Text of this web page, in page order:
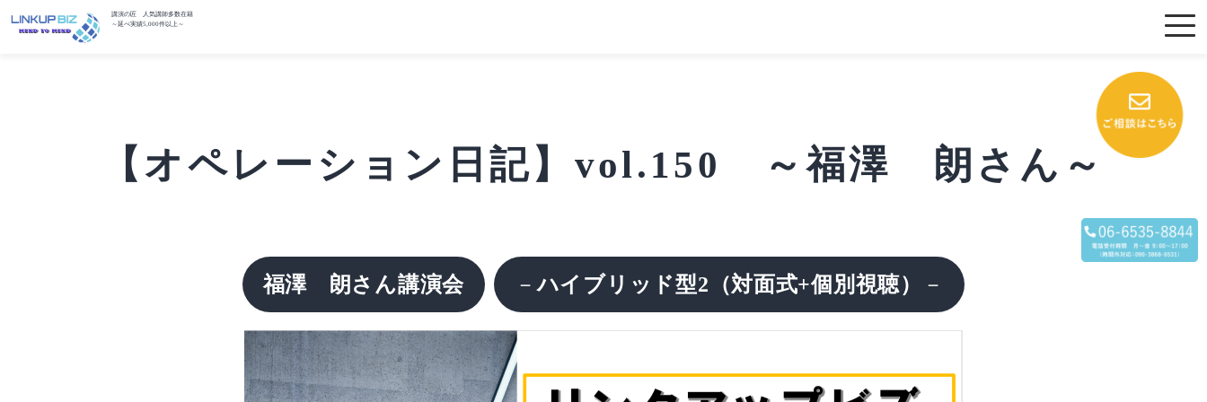
講演の匠 人気講師多数在籍
～延べ実績5,000件以上～
【オペレーション日記】vol.150 ～福澤 朗さん～
福澤 朗さん講演会 －ハイブリッド型2（対面式+個別視聴） －